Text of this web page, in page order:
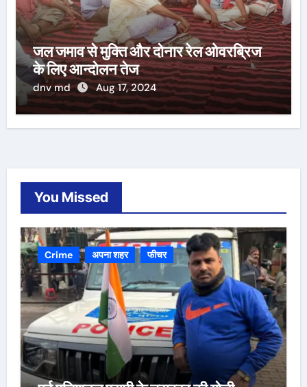
जल जमाव से मुक्ति और दोनार रेल ओवरब्रिज
के लिए आन्दोलन तेज
dnv md Aug 17, 2024
You Missed
Crime अपना शहर फीचर